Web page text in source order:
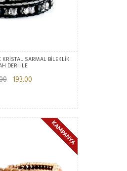
SARMAL BİLEKLİK
DERİ İLE
193.00